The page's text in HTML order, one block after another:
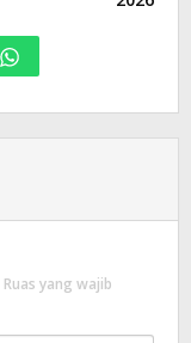
Ruas yang wajib